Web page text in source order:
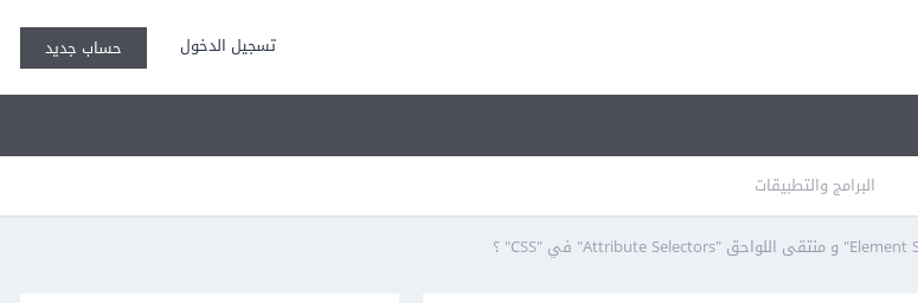
تسجيل الدخول حساب جديد
البرامج والتطبيقات